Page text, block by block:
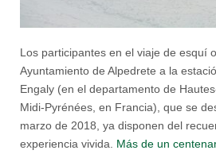
Los participantes en el viaje de esquí
Ayuntamiento de Alpedrete a la
Engaly (en el departamento de
Midi-Pyrénées, en Francia), que se
marzo de 2018, ya disponen del
experiencia vivida.
Más de un